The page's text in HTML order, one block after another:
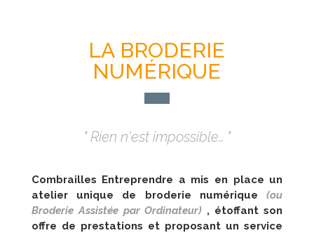
LA BRODERIE
NUMÉRIQUE
" Rien n'est impossible… "
Combrailles Entreprendre a mis en place un
atelier unique de broderie numérique(ou
Broderie Assistée par Ordinateur) , étoffant son
offre de prestations et proposant un service